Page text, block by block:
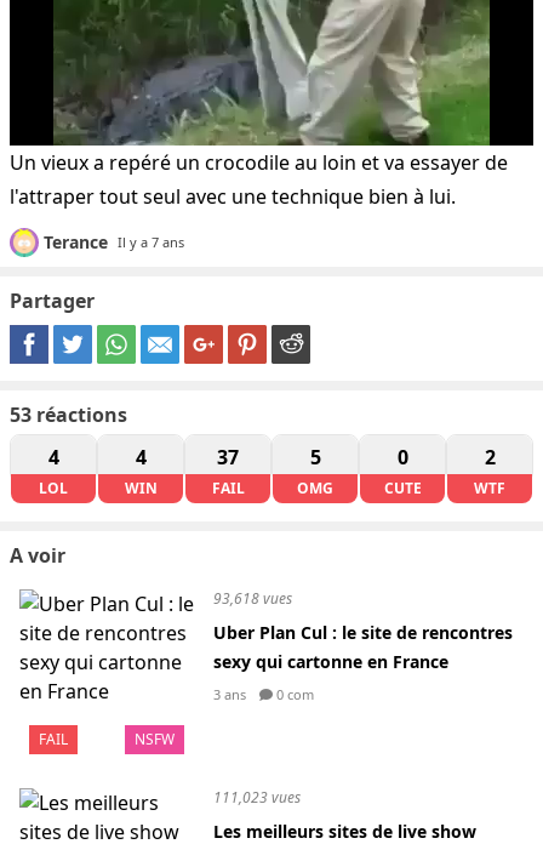
Un vieux a repéré un crocodile au loin et va essayer de
l'attraper tout seul avec une technique bien à lui.
Terance Il y a 7 ans
Partager
53 réactions
4
LOL
4
WIN
37
FAIL
5
OMG
0
CUTE
2
WTF
A voir
FAIL NSFW
93,618 vues
Uber Plan Cul : le site de rencontres
sexy qui cartonne en France
3 ans 0 com
111,023 vues
Les meilleurs sites de live show